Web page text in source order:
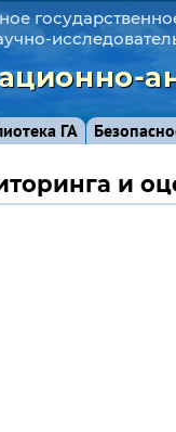
ГА
и